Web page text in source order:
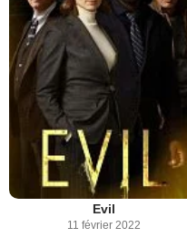
Evil
11 février 2022